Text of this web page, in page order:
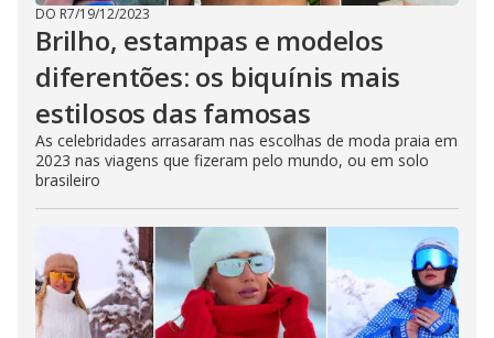
DO R7/19/12/2023
Brilho, estampas e modelos
diferentões: os biquínis mais
estilosos das famosas
As celebridades arrasaram nas escolhas de moda praia em
2023 nas viagens que fizeram pelo mundo, ou em solo
brasileiro